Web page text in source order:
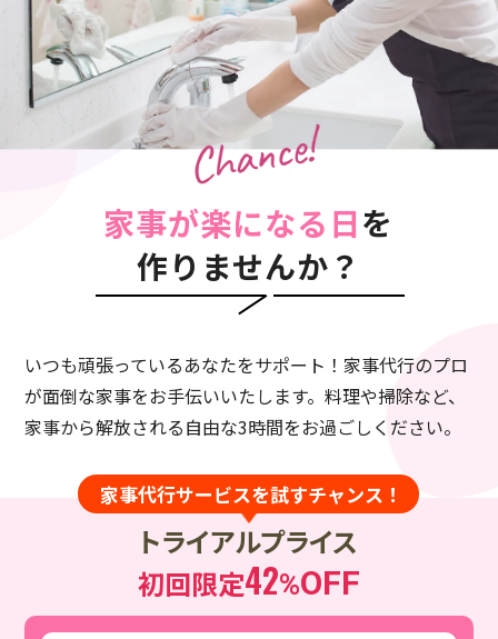
家事が楽になる日を
作りませんか？
いつも頑張っているあなたをサポート！家事代行のプロ
が面倒な家事をお手伝いいたします。料理や掃除など、
家事から解放される自由な3時間をお過ごしください。
家事代行サービスを試すチャンス！
トライアルプライス
初回限定42%OFF